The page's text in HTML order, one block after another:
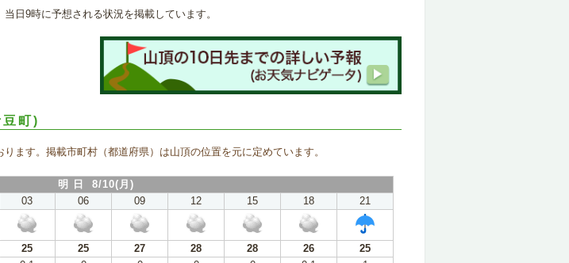
日9時に予想される状況を掲載しています。
町)
ます。掲載市町村（都道府県）は山頂の位置を元に定めています。
明 日 8/10(月)
03 06 09 12 15 18
21
25 25 27 28 28 26
25